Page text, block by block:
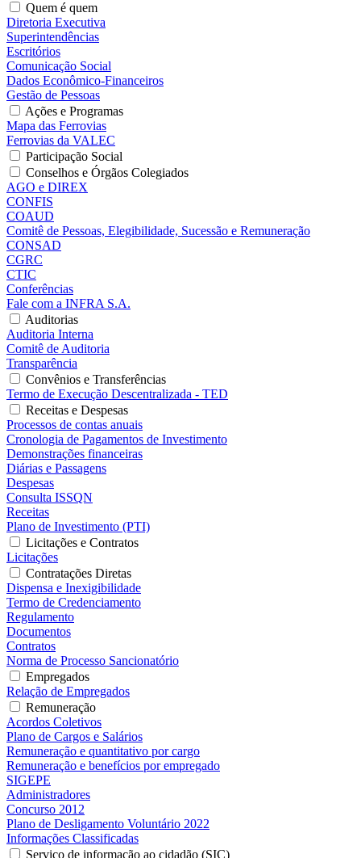
Quem é quem
Diretoria Executiva
Superintendências
Escritórios
Comunicação Social
Dados Econômico-Financeiros
Gestão de Pessoas
Ações e Programas
Mapa das Ferrovias
Ferrovias da VALEC
Participação Social
Conselhos e Órgãos Colegiados
AGO e DIREX
CONFIS
COAUD
Comitê de Pessoas, Elegibilidade, Sucessão e Remuneração
CONSAD
CGRC
CTIC
Conferências
Fale com a INFRA S.A.
Auditorias
Auditoria Interna
Comitê de Auditoria
Transparência
Convênios e Transferências
Termo de Execução Descentralizada - TED
Receitas e Despesas
Processos de contas anuais
Cronologia de Pagamentos de Investimento
Demonstrações financeiras
Diárias e Passagens
Despesas
Consulta ISSQN
Receitas
Plano de Investimento (PTI)
Licitações e Contratos
Licitações
Contratações Diretas
Dispensa e Inexigibilidade
Termo de Credenciamento
Regulamento
Documentos
Contratos
Norma de Processo Sancionatório
Empregados
Relação de Empregados
Remuneração
Acordos Coletivos
Plano de Cargos e Salários
Remuneração e quantitativo por cargo
Remuneração e benefícios por empregado
SIGEPE
Administradores
Concurso 2012
Plano de Desligamento Voluntário 2022
Informações Classificadas
Serviço de informação ao cidadão (SIC)